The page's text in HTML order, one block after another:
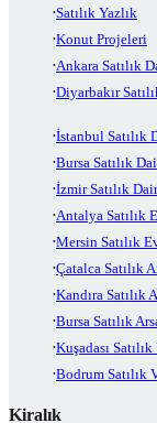
Satılık Yazlık
Konut Projeleri
Ankara Satılık
Diyarbakır
İstanbul Satılık
Bursa Satılık
İzmir Satılık
Antalya Satılık
Mersin Satılık
Çatalca Satılık
Kandıra Satılık
Bursa Satılık
Kuşadası Satılık
Bodrum Satılık
Kiralık